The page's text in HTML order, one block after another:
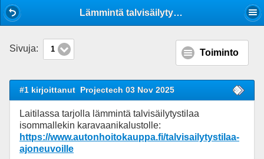
Lämmintä talvisäilytystilaa Laitilassa
Sivuja: 1 Toiminto
#1 kirjoittanut Projectech 03 Nov 2025
Laitilassa tarjolla lämmintä talvisäilytystilaa
isommallekin karavaanikalustolle:
https://www.autonhoitokauppa.fi/talvisailytystilaa-
ajoneuvoille